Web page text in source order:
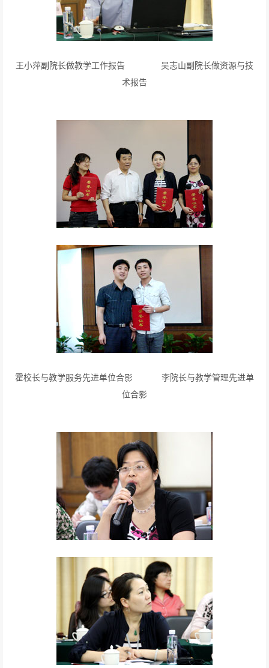
王小萍副院长做教学工作报告 吴志山副院长做资源与技
术报告
霍校长与教学服务先进单位合影 李院长与教学管理先进单
位合影